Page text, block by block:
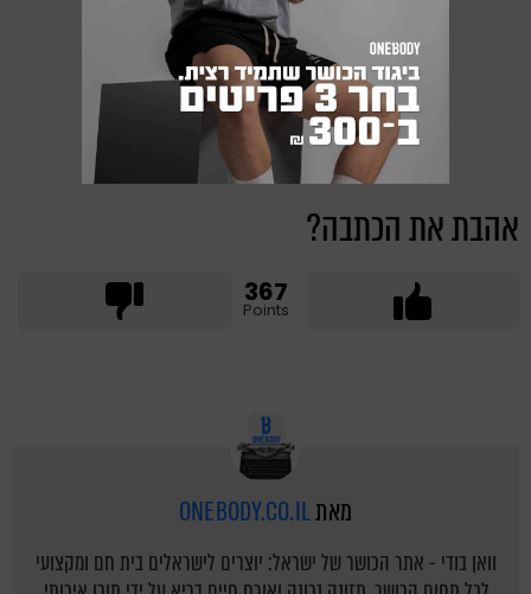
אהבת את הכתבה?
367
Points
מאתONEBODY.CO.IL
וואן בודי - אתר הכושר של ישראל: יוצרים לישראלים בית חם ומקצועי